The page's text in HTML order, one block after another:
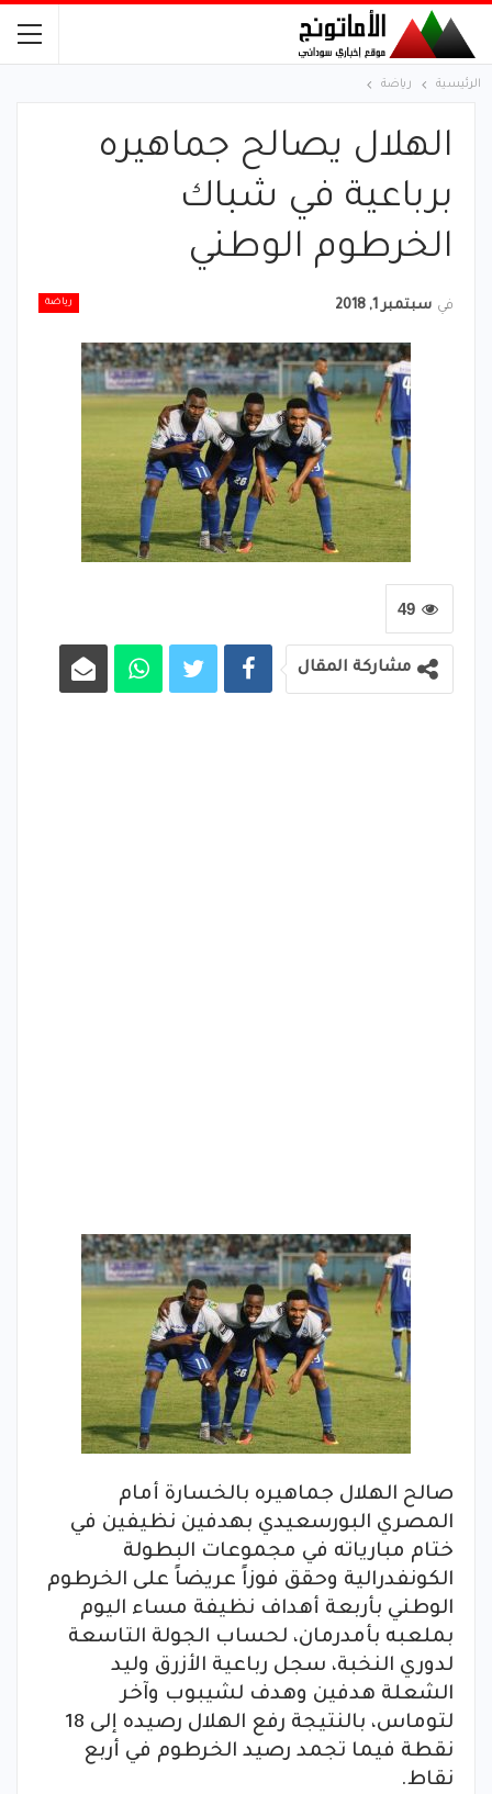
الرئيسية رياضة
الهلال يصالح جماهيره
برباعية في شباك
الخرطوم الوطني
رياضة في سبتمبر 1, 2018
49
مشاركة المقال
صالح الهلال جماهيره بالخسارة أمام
المصري البورسعيدي بهدفين نظيفين في
ختام مبارياته في مجموعات البطولة
الكونفدرالية وحقق فوزاً عريضاً على الخرطوم
الوطني بأربعة أهداف نظيفة مساء اليوم
بملعبه بأمدرمان، لحساب الجولة التاسعة
لدوري النخبة، سجل رباعية الأزرق وليد
الشعلة هدفين وهدف لشيبوب وآخر
لتوماس، بالنتيجة رفع الهلال رصيده إلى 18
نقطة فيما تجمد رصيد الخرطوم في أربع
نقاط.